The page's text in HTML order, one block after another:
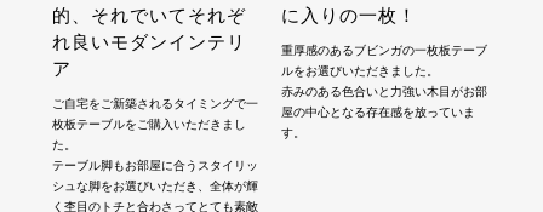
的、それでいてそれぞ
れ良いモダンインテリ
ア
ご自宅をご新築されるタイミングで一
枚板テーブルをご購入いただきまし
た。
テーブル脚もお部屋に合うスタイリッ
シュな脚をお選びいただき、全体が輝
く杢目のトチと合わさってとても素敵
に入りの一枚！
重厚感のあるブビンガの一枚板テーブ
ルをお選びいただきました。
赤みのある色合いと力強い木目がお部
屋の中心となる存在感を放っていま
す。